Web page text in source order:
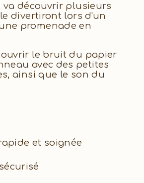
va découvrir plusieurs
divertiront lors d'un
promenade en
le bruit du papier
avec des petites
ainsi que le son du
et soignée